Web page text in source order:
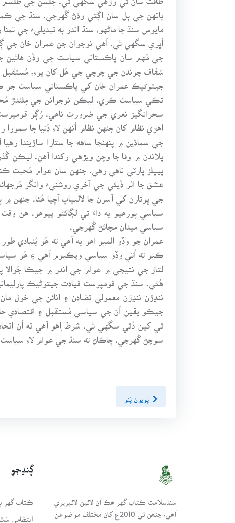
ٻانهن جي ٻل سان اڳتي وڌڻ گُهرجي. سنڌ جي
مايوس سنڌ جا ماڻهو، سنڌ اندر به تبديليءَ جي
اُڀري سگهي ٿي. اُهي نوجوان جن عمران خان جي
جي مُهم سان پاڪستاني سياست جي وڏن هاٿين
شفاف چونڊن جي چرچي جي هُل کان پوءِ، مُستقبل
جيتوڻيڪ عمران خان کي پاڪستاني سياست
تڪي سياست ڪري. ليڪن نوجوانن جي مِلندڙ
سحرانگيز نعري جي ضرورت ناهي. رُڳو
اهڙي نظام کان جنهن نظام اُنهن لاءِ دُنيا جا
جي سماڌين ۾ پنهنجا ساهه جا ستارا ساڙيندا
پيپلز پارٽي ناهي رهي. جنهن سان عوام
جي ڀوتارن کي آسرن جا لاليپاپ آڇيا هُئا.
سياسي پورهيو به داءَ تي لڳائڻو پيوهو. هن
سياسي ميدان مچائڻ گُهرجي.
عمران جو وڏو الميو اهو به آهي ته هُو
ڪيو ته اُتي وڏو سياسي ويڪيوم آهي ۽ هُو
لتاڙ جي نتيجي ۾ عوام جي اندر ۾ جيڪا
هُئي. سنڌ جي قومپرست قيادت جيتوڻيڪ
ننڍڙن ننڍڙن معمولي تضادن ۽ انائن جي
جيڪو يقين اُن جي سياسي مُستقبل ۽ اقتصادي
ئي کين ڏئي سگهي ٿي. شرط اِهو آهي ته اُن
سوچڻ گُهرجي. ڇاڪاڻ ته سنڌ جي عوام لاءِ
پويون پَنو
سنڌسلامت ڪتاب گهر ھڪ آن لائين لائبريري
آھي، جنھن تي 2010ع کان مختلف موضوعن
ڳنڍجو
ڪتاب گهر
انتظامي سَٿ